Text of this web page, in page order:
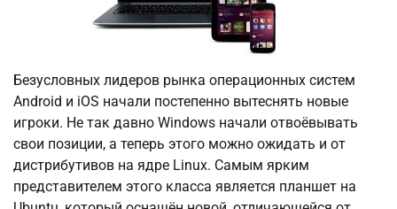
Безусловных лидеров рынка операционных систем
Android и iOS начали постепенно вытеснять новые
игроки. Не так давно Windows начали отвоёвывать
свои позиции, а теперь этого можно ожидать и от
дистрибутивов на ядре Linux. Самым ярким
представителем этого класса является планшет на